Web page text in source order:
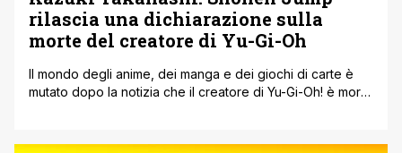
rilascia una dichiarazione sulla
morte del creatore di Yu-Gi-Oh
Il mondo degli anime, dei manga e dei giochi di carte è
mutato dopo la notizia che il creatore di Yu-Gi-Oh! è morto
confermando che è stato un onore essere l'editore del